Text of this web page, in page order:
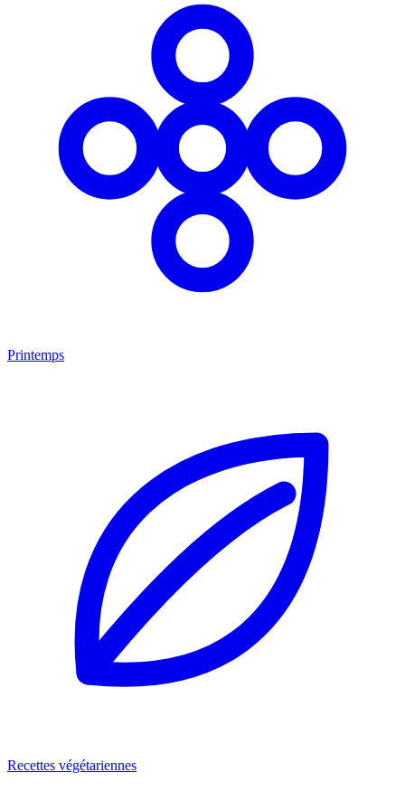
Printemps
Recettes végétariennes